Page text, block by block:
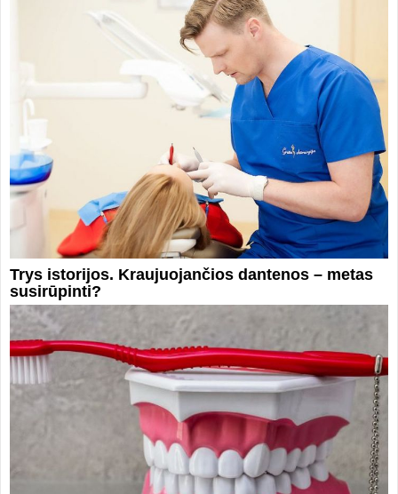
Trys istorijos. Kraujuojančios dantenos – metas
susirūpinti?